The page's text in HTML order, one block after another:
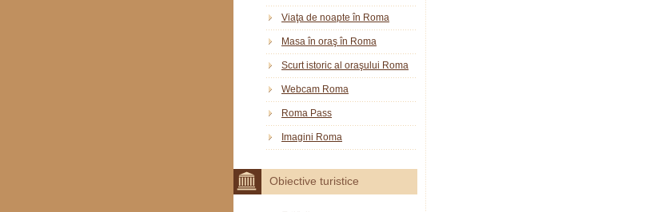
Viaţa de noapte în Roma
Masa în oraş în Roma
Scurt istoric al oraşului Roma
Webcam Roma
Roma Pass
Imagini Roma
Obiective turistice